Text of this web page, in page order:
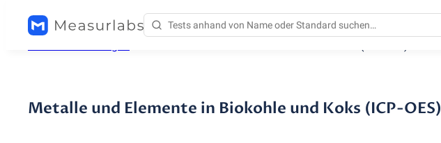
Metalle und Elemente in Biokohle und Koks (ICP-OES)